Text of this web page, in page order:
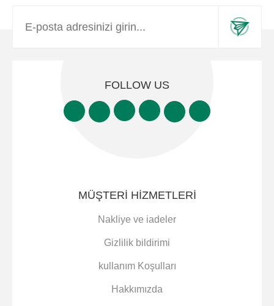
FOLLOW US
MÜŞTERI HIZMETLERI
Nakliye ve iadeler
Gizlilik bildirimi
kullanım Koşulları
Hakkımızda